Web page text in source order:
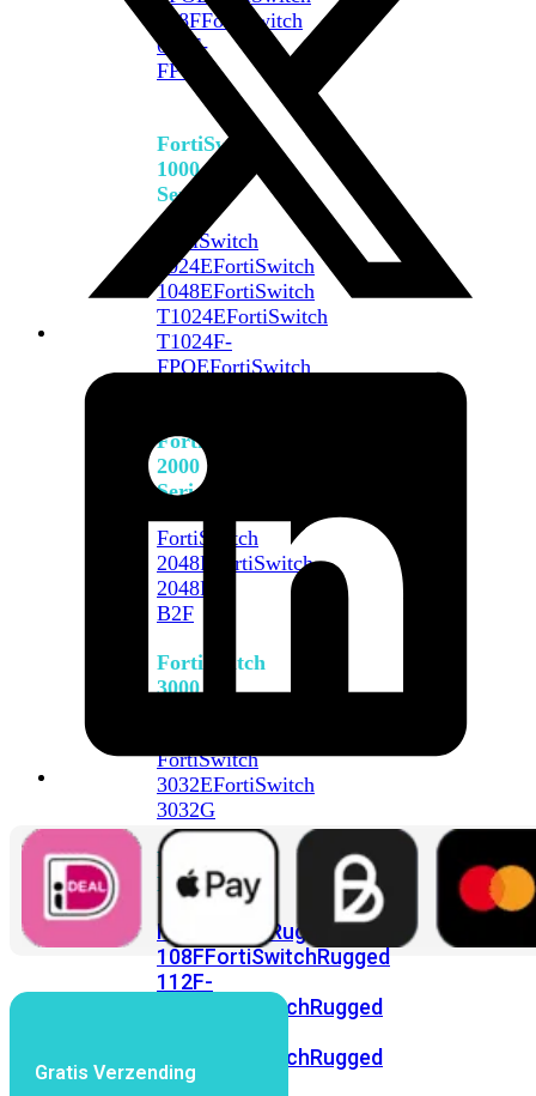
648FFortiSwitch
648F-
FPOE
FortiSwitch
1000
Series
FortiSwitch
1024EFortiSwitch
1048EFortiSwitch
T1024EFortiSwitch
T1024F-
FPOEFortiSwitch
FortiSwitch
2000
Series
FortiSwitch
2048F
FortiSwitch
2048F-
B2F
FortiSwitch
3000
FortiSwitch
3032EFortiSwitch
3032G
FortiSwitch
Ruggedized
FortiSwitchRugged
108FFortiSwitchRugged
112F-
FortiSwitchRugged
FortiSwitchRugged
424F-
Gratis Verzending